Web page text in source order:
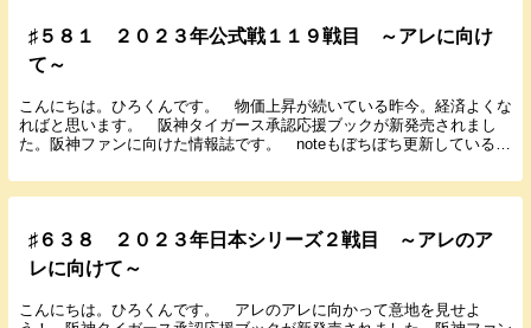
♯５８１ ２０２３年公式戦１１９戦目 ～アレに向け
て～
こんにちは。ひろくんです。 物価上昇が続いている昨今。経済よくな
ればと思います。 阪神タイガース承認応援ブックが新発売されまし
た。阪神ファンに向けた情報誌です。 noteもぼちぼち更新しているの
♯６３８ ２０２３年日本シリーズ２戦目 ～アレのア
レに向けて～
こんにちは。ひろくんです。 アレのアレに向かって意地を見せよ